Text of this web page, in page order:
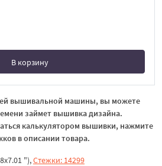
В корзину
В корзине
вышивальной машины, вы можете
займет вышивка дизайна.
калькулятором вышивки, нажмите
в описании товара.
"),Стежки: 14299